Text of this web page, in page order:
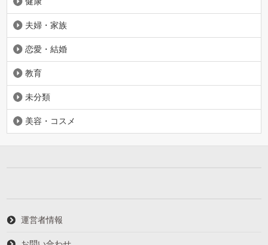
夫婦・家族
恋愛・結婚
教育
未分類
美容・コスメ
運営者情報